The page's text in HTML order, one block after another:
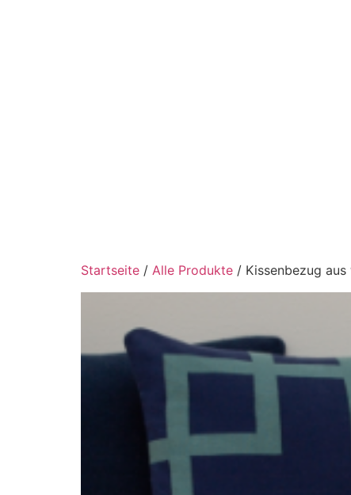
Startseite / Alle Produkte / Kissenbezug